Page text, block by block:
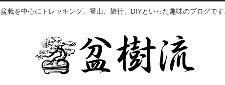
盆栽を中心にトレッキング、登山、旅行、DIYといった趣味のブログで